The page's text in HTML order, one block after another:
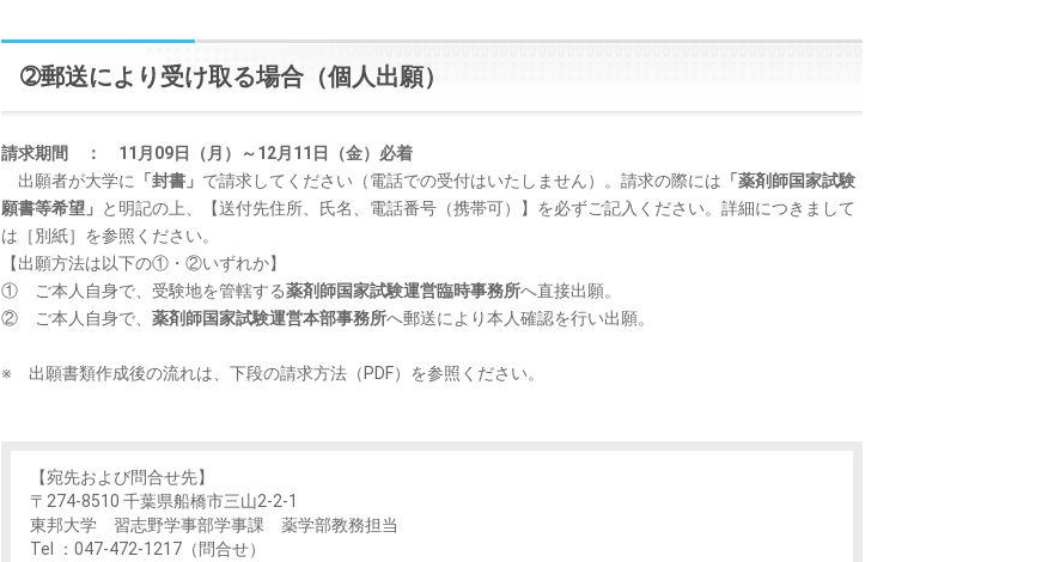
➁郵送により受け取る場合（個人出願）
請求期間 ： 11月09日（月）～12月11日（金）必着
出願者が大学に
「封書」 で請求してください（電話での受付はいたしません）。請求の際には 「薬剤師国家試験
願書等希望」 と明記の上、【送付先住所、氏名、電話番号（携帯可）】を必ずご記入ください。詳細につきまして
は［別紙］を参照ください。
【出願方法は以下の①・②いずれか】
① ご本人自身で、受験地を管轄する薬剤師国家試験運営臨時事務所へ直接出願。
② ご本人自身で、 薬剤師国家試験運営本部事務所へ郵送により本人確認を行い出願。
※ 出願書類作成後の流れは、下段の請求方法（PDF）を参照ください。
【宛先および問合せ先】
〒274-8510 千葉県船橋市三山2-2-1
東邦大学 習志野学事部学事課 薬学部教務担当
Tel ：047-472-1217（問合せ）